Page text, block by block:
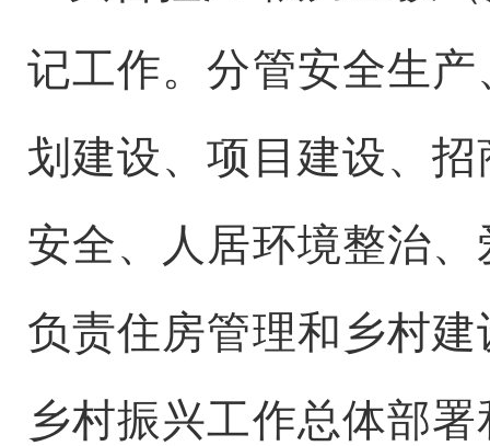
记工作。分管安全生
划建设、项目建设、
安全、人居环境整治
负责住房管理和乡村
乡村振兴工作总体部